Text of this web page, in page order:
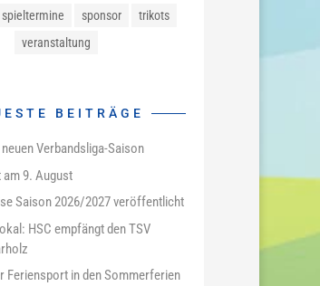
spieltermine sponsor
trikots
veranstaltung
BEITRÄGE
Verbandsliga-Saison
9. August
Saison 2026/2027 veröffentlicht
HSC empfängt den TSV
Feriensport in den Sommerferien